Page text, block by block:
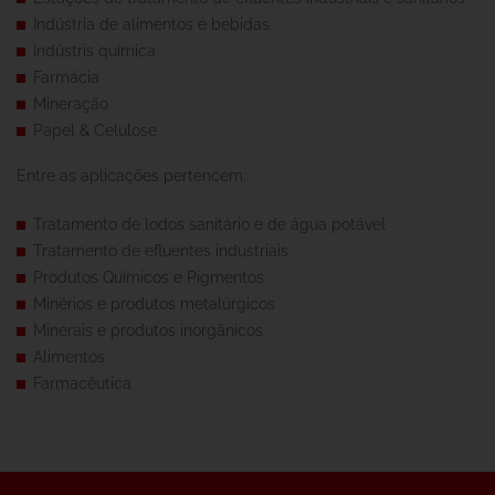
Indústria de alimentos e bebidas
Indústris química
Farmácia
Mineração
Papel & Celulose
Entre as aplicações pertencem:
Tratamento de lodos sanitário e de água potável
Tratamento de efluentes industriais
Produtos Químicos e Pigmentos
Minérios e produtos metalúrgicos
Minerais e produtos inorgânicos
Alimentos
Farmacêutica